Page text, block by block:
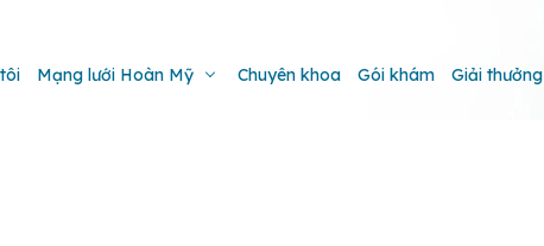
Mạng lưới Hoàn Mỹ Chuyên khoa Gói khám Giải thưởng